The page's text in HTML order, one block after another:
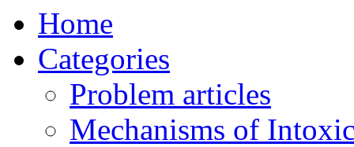
Home
Categories
Problem articles
Mechanisms of